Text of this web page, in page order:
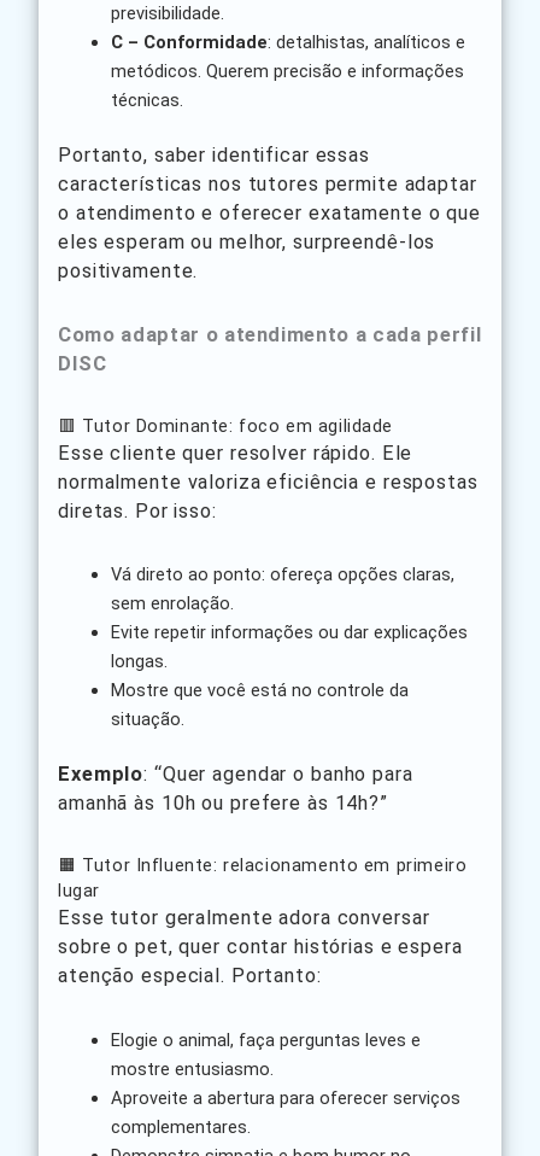
previsibilidade.
C – Conformidade: detalhistas, analíticos e
metódicos. Querem precisão e informações
técnicas.
Portanto, saber identificar essas
características nos tutores permite adaptar
o atendimento e oferecer exatamente o que
eles esperam ou melhor, surpreendê-los
positivamente.
Como adaptar o atendimento a cada perfil
DISC
🟥 Tutor Dominante: foco em agilidade
Esse cliente quer resolver rápido. Ele
normalmente valoriza eficiência e respostas
diretas. Por isso:
Vá direto ao ponto: ofereça opções claras,
sem enrolação.
Evite repetir informações ou dar explicações
longas.
Mostre que você está no controle da
situação.
Exemplo: “Quer agendar o banho para
amanhã às 10h ou prefere às 14h?”
🟧 Tutor Influente: relacionamento em primeiro
lugar
Esse tutor geralmente adora conversar
sobre o pet, quer contar histórias e espera
atenção especial. Portanto:
Elogie o animal, faça perguntas leves e
mostre entusiasmo.
Aproveite a abertura para oferecer serviços
complementares.